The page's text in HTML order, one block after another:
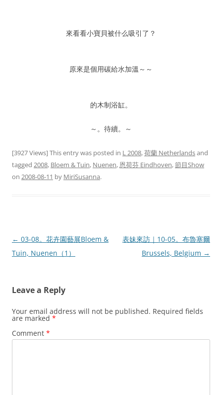
來看看小寶貝被什么吸引了？
原來是個用碳給水加溫～～
的木制浴缸。
～。待續。～
[3927 Views] This entry was posted in L 2008,荷蘭 Netherlandsand
tagged 2008, Bloem & Tuin, Nuenen,恩荷芬 Eindhoven,節目Show
on 2008-08-11 by MiriSusanna.
Post
navigation
← 03-08。花卉園藝展Bloem &
Tuin, Nuenen（1）
表妹來訪｜10-05。布魯塞爾
Brussels, Belgium →
Leave a Reply
Your email address will not be published. Required fields
are marked *
Comment *